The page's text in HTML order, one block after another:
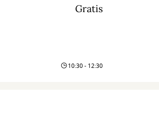
Gratis
10:30 - 12:30